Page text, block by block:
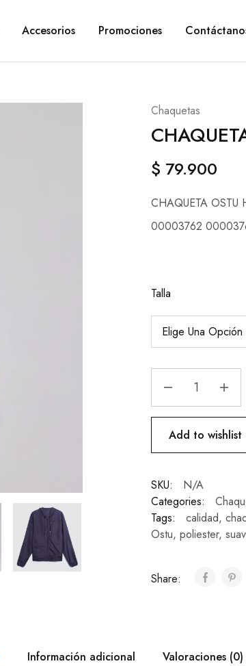
Accesorios Promociones
Chaquetas
$ 79.900
CHAQUETA OSTU
00003762
Talla
Add to wishlist
SKU:
N/A
Categories:
Tags:
calidad,
Ostu, poliester,
Share:
Información adicional Valoraciones (0)